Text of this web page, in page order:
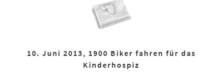
10. Juni 2013, 1900 Biker fahren für das
Kinderhospiz